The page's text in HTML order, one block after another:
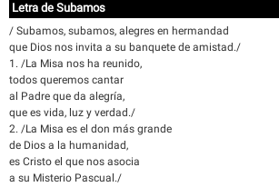
Letra de Subamos
/ Subamos, subamos, alegres en hermandad
que Dios nos invita a su banquete de amistad./
1. /La Misa nos ha reunido,
todos queremos cantar
al Padre que da alegría,
que es vida, luz y verdad./
2. /La Misa es el don más grande
de Dios a la humanidad,
es Cristo el que nos asocia
a su Misterio Pascual./